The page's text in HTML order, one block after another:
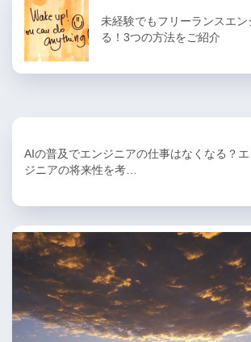
未経験でもフリーランスエ
る！3つの方法をご紹介
AIの普及でエンジニアの仕事はなくなる？エ
ジニアの将来性を考…